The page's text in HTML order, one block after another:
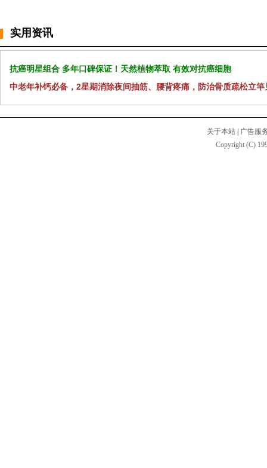
实用资讯
抗癌明星组合 多年口碑保证！天然植物萃取 有效对抗癌细胞
中老年补钙必备，2星期消除夜间抽筋、腰背疼痛，防治骨质疏松立竿
关于本站
广告服
Copyright (C)